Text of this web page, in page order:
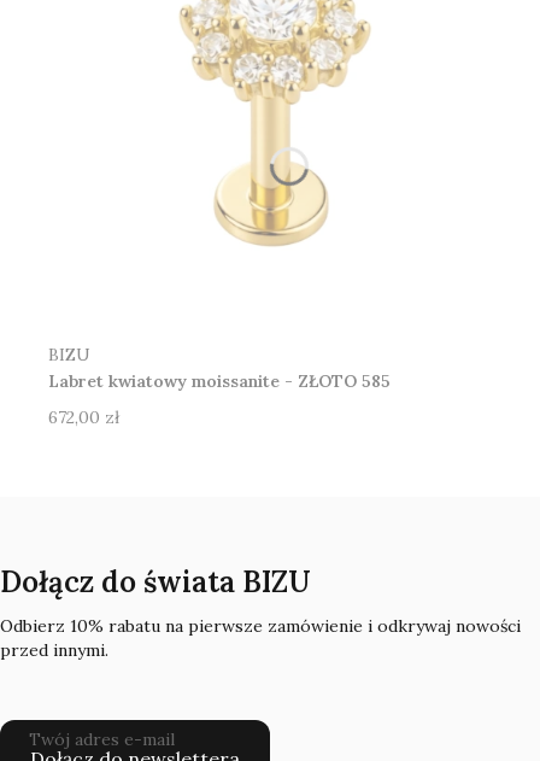
Labret kwiatowy moissanite - ZŁOTO 585
Producent
BIZU
Cena
672,00 zł
Dołącz do świata BIZU
Odbierz 10% rabatu na pierwsze zamówienie i odkrywaj nowości
przed innymi.
Twój adres e-mail